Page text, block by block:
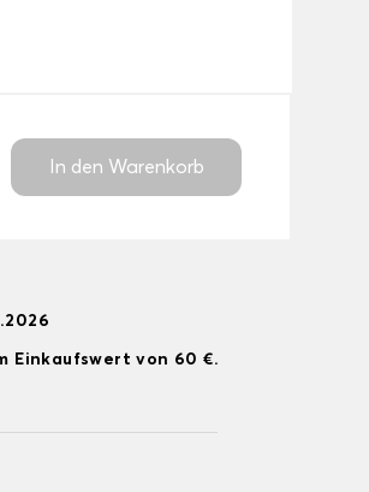
In den Warenkorb
Einkaufswert von 60 €.